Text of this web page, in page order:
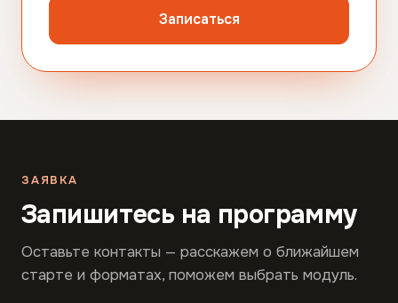
Записаться
ЗАЯВКА
Запишитесь на программу
Оставьте контакты — расскажем о ближайшем
старте и форматах, поможем выбрать модуль.